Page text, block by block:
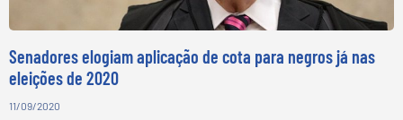
Senadores elogiam aplicação de cota para negros já nas
eleições de 2020
11/09/2020